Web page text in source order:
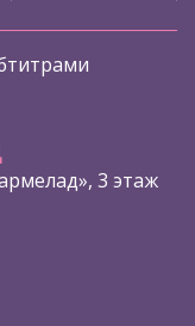
3 этаж